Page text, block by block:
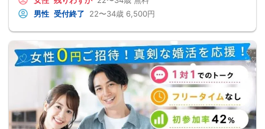
男性 受付終了 22〜34歳 6,500円